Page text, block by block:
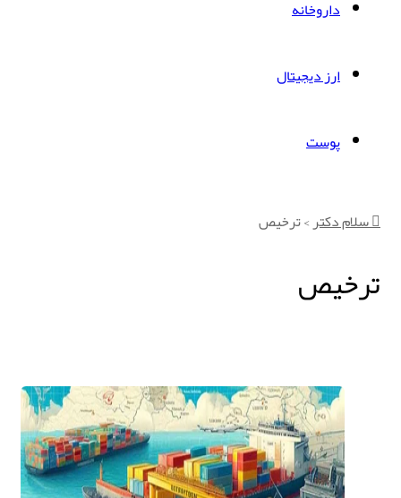
داروخانه
ارز دیجیتال
پوست
سلام دکتر>ترخیص
ترخیص